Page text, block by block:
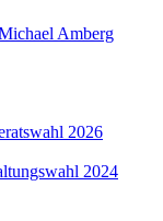
Amberg
2026
2024